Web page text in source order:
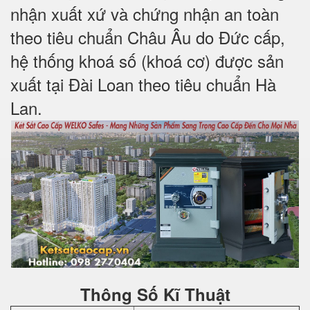
nhận xuất xứ và chứng nhận an toàn
theo tiêu chuẩn Châu Âu do Đức cấp,
hệ thống khoá số (khoá cơ) được sản
xuất tại Đài Loan theo tiêu chuẩn Hà
Lan.
Thông Số Kĩ Thuật